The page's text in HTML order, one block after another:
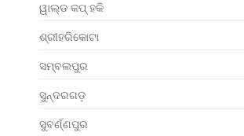
ୱାଲ୍ଡ କପ୍ ହକି
ଶ୍ରୀହରିକୋଟା
ସମ୍ବଲପୁର
ସୁନ୍ଦରଗଡ଼
ସୁବର୍ଣ୍ଣପୁର